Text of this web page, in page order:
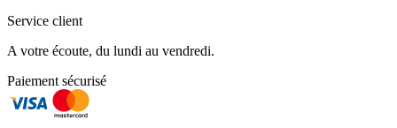
Service client
A votre écoute, du lundi au vendredi.
Paiement sécurisé